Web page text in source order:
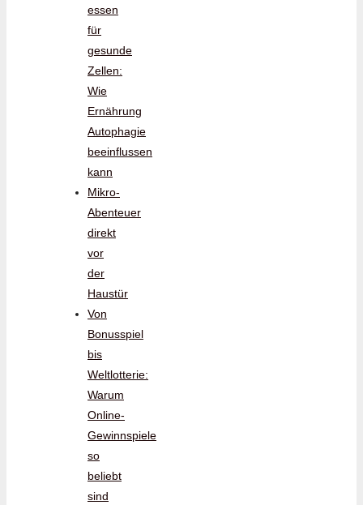
essen
für
gesunde
Zellen:
Wie
Ernährung
Autophagie
beeinflussen
kann
Mikro-
Abenteuer
direkt
vor
der
Haustür
Von
Bonusspiel
bis
Weltlotterie:
Warum
Online-
Gewinnspiele
so
beliebt
sind